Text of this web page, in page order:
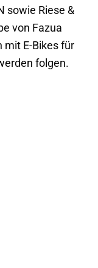
sowie Riese &
von Fazua
mit E-Bikes für
folgen.